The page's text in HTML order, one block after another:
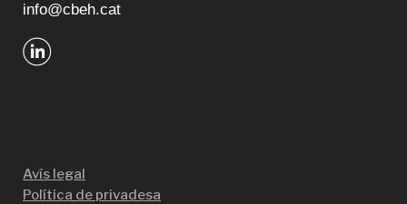
info@cbeh.cat
Avís legal
Política de privadesa